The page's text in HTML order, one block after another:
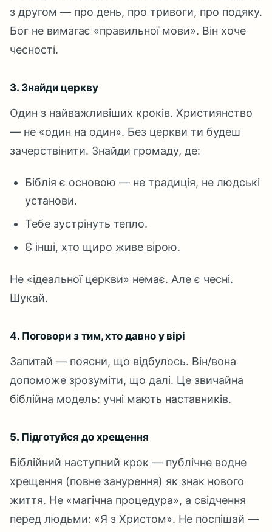
з другом — про день, про тривоги, про подяку.
Бог не вимагає «правильної мови». Він хоче
чесності.
3. Знайди церкву
Один з найважливіших кроків. Християнство
— не «один на один». Без церкви ти будеш
зачерствінити. Знайди громаду, де:
Біблія є основою — не традиція, не людські
установи.
Тебе зустрінуть тепло.
Є інші, хто щиро живе вірою.
Не «ідеальної церкви» немає. Але є чесні.
Шукай.
4. Поговори з тим, хто давно у вірі
Запитай — поясни, що відбулось. Він/вона
допоможе зрозуміти, що далі. Це звичайна
біблійна модель: учні мають наставників.
5. Підготуйся до хрещення
Біблійний наступний крок — публічне водне
хрещення (повне занурення) як знак нового
життя. Не «магічна процедура», а свідчення
перед людьми: «Я з Христом». Не поспішай —